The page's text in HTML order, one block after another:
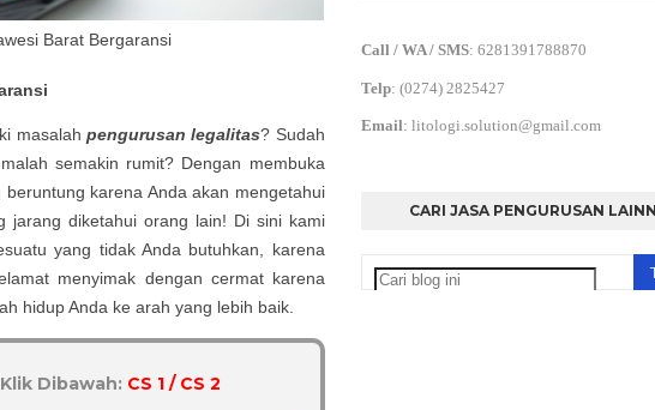
Barat Bergaransi
masalahpengurusan legalitas? Sudah
semakin rumit? Dengan membuka
karena Anda akan mengetahui
jarang diketahui orang lain! Di sini kami
yang tidak Anda butuhkan, karena
menyimak dengan cermat karena
hidup Anda ke arah yang lebih baik.
Dibawah: CS 1 / CS 2
Call / WA / SMS: 6281391788870
Telp: (0274) 2825427
Email: litologi.solution@gmail.com
CARI JASA PENGURUSAN